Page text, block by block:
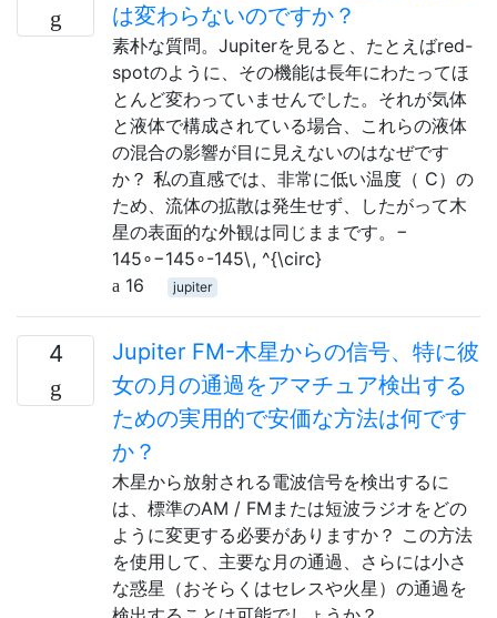
は変わらないのですか？
素朴な質問。Jupiterを見ると、たとえばred-
spotのように、その機能は長年にわたってほ
とんど変わっていませんでした。それが気体
と液体で構成されている場合、これらの液体
の混合の影響が目に見えないのはなぜです
か？ 私の直感では、非常に低い温度（ C）の
ため、流体の拡散は発生せず、したがって木
星の表面的な外観は同じままです。−
145∘−145∘-145\, ^{\circ}
16
jupiter
4
Jupiter FM-木星からの信号、特に彼
女の月の通過をアマチュア検出する
ための実用的で安価な方法は何です
か？
木星から放射される電波信号を検出するに
は、標準のAM / FMまたは短波ラジオをどの
ように変更する必要がありますか？ この方法
を使用して、主要な月の通過、さらには小さ
な惑星（おそらくはセレスや火星）の通過を